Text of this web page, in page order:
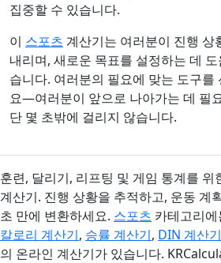
집중할 수 있습니다.
이 스포츠 계산기는 여러분이 진행 상
내리며, 새로운 목표를 설정하는 데
습니다. 여러분의 필요에 맞는 도구를
요—여러분이 앞으로 나아가는 데 필
단 몇 초밖에 걸리지 않습니다.
훈련, 달리기, 리프팅 및 게임 통계를 위
계산기. 진행 상황을 추적하고, 운동 계
초 만에 변환하세요. 스포츠 카테고리에
칼로리 계산기, 승률 계산기, DIN 계산기
의 온라인 계산기가 있습니다.